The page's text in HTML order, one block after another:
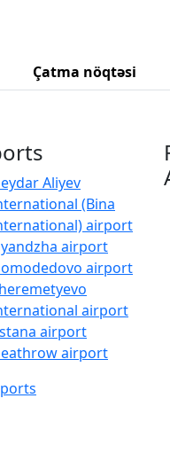
Çatma nöqtəsi
Aliyev
(Bina
airport
airport
airport
airport
airport
airport